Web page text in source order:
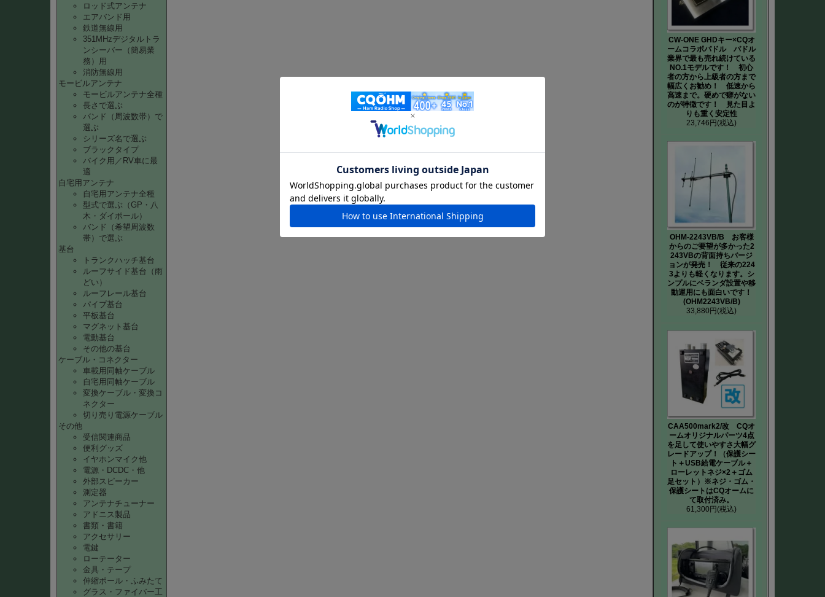
ロッド式アンテナ
エアバンド用
鉄道無線用
351MHzデジタルトラ
ンシーバー（簡易業
務）用
消防無線用
モービルアンテナ
モービルアンテナ全種
長さで選ぶ
バンド（周波数帯）で
選ぶ
シリーズ名で選ぶ
ブラックタイプ
バイク用／RV車に最
適
自宅用アンテナ
自宅用アンテナ全種
型式で選ぶ（GP・八
木・ダイポール）
バンド（希望周波数
帯）で選ぶ
基台
トランクハッチ基台
ルーフサイド基台（雨
どい）
ルーフレール基台
パイプ基台
平板基台
マグネット基台
電動基台
その他の基台
ケーブル・コネクター
車載用同軸ケーブル
自宅用同軸ケーブル
変換ケーブル・変換コ
ネクター
切り売り電源ケーブル
その他
受信関連商品
便利グッズ
イヤホンマイク他
電源・DCDC・他
外部スピーカー
測定器
アンテナチューナー
アドニス製品
書類・書籍
アクセサリー
電鍵
ローテーター
金具・テープ
伸縮ポール・ふみたて
グラス・ファイバー工
CW-ONE GHDキー×CQオ
ームコラボパドル パドル
業界で最も売れ続けている
NO.1モデルです！ 初心
者の方から上級者の方まで
幅広くお勧め！ 低速から
高速まで。硬めで癖がない
のが特徴です！ 見た目よ
りも重く安定性
23,746円(税込)
OHM-2243VB/B お客様
からのご要望が多かった2
243VBの背面持ちバージ
ョンが発売！ 従来の224
3よりも軽くなります。シ
ンプルにベランダ設置や移
動運用にも面白いです！
(OHM2243VB/B)
33,880円(税込)
CAA500mark2/改 CQオ
ームオリジナルパーツ4点
を足して使いやすさ大幅グ
レードアップ！（保護シー
ト＋USB給電ケーブル＋
ローレットネジ×2＋ゴム
足セット）※ネジ・ゴム・
保護シートはCQオームに
て取付済み。
61,300円(税込)